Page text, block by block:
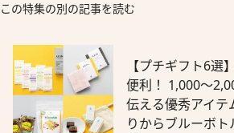
この特集の別の記事を読む
【プチギフト6選
便利！ 1,000～
伝える優秀アイ
りからブルーボ